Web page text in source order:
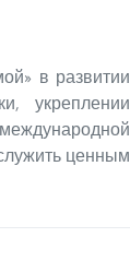
в развитии
укреплении
ценным